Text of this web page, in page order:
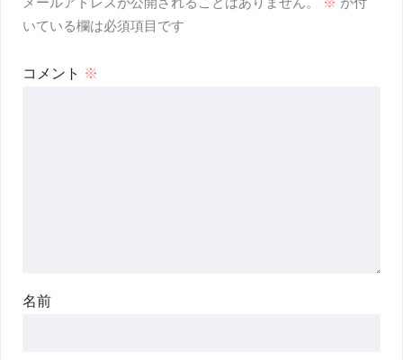
いている欄は必須項目です
コメント ※
名前